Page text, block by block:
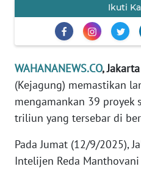
Ikuti
WAHANANEWS.CO,
(Kejagung) memastikan
mengamankan 39 proyek
triliun yang tersebar di
Pada Jumat (12/9/2025),
Intelijen Reda
EDITORIAL
Informasi
INDEKS
BERITA
KONTAK
KAMI